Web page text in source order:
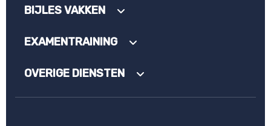
BIJLES VAKKEN
EXAMENTRAINING
OVERIGE DIENSTEN